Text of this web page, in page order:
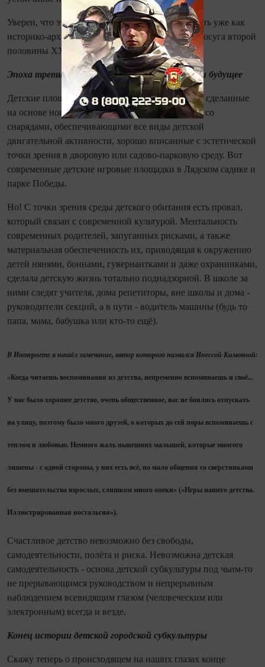
Уверен, что эту площадку в целом надо сохранить уже как
историко-архитектурный заповедник детского досуга второй
половины XX века, то есть времён СССР.
Эпоха третья: второе десятилетие XXI века и будущее
Детские площадки профессионального дизайна, сделанные
на основе новых конструкционных материалов; со
снарядами, обеспечивающими все виды детской
двигательной активности, хорошо вписанные с эстетической
точки зрения в дворовую или садово-парковую среду. Вот
современные детские игровые площадки в Лядском садике и
парке Победы.
Но! С точки зрения среды детского обитания есть провал,
который связан с современной культурой. Ментальность
современных родителей, запуганных рисками, а также
материальная обеспеченность их, приводящая к окружению
детей нянями, боннами, гувернантками и даже охранниками,
сделала детскую жизнь тотально поднадзорной. В школе за
ними следят учителя, дома репетиторы, вне школы и дома -
руководители секций, а в пути - водитель машины (будь то
папа, мама, бабушка или кто-то ещё).
В Интернете я нашёл замечание, автор которого назвался Инессой Кимовной:
«Когда читаешь воспоминания из детства, непременно вспоминаешь и своё...
У нас было хорошее детство, очень общественное, нас не боялись отпускать
на улицу, поэтому было много друзей, о которых до сей поры вспоминаешь с
теплом и любовью. Немного жаль нынешних малышей, которые многого
лишены - с одной стороны, у них есть всё, но мало общения со сверстниками
без вмешательства взрослых, слишком много опеки» («Игры нашего детства.
Иллюстрированная ностальгия»).
Счастливое детство невозможно без свободы,
самодеятельности, полёта и риска. Невозможна детская
самодеятельность - основа детской субкультуры под чьим-то
не прерывающимся руководством и непрерывным
наблюдением всевидящим глазом (человеческим или
электронным) всегда и везде.
Конец истории детской городской субкультуры
Скажу теперь о происходящем на наших глазах конце